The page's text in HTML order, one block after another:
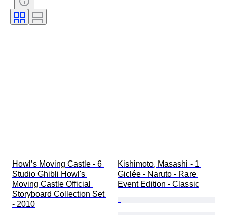
颜色
时代
Howl’s Moving Castle - 6
Studio Ghibli Howl's
Moving Castle Official
Storyboard Collection Set
- 2010
Kishimoto, Masashi - 1
Giclée - Naruto - Rare
Event Edition - Classic